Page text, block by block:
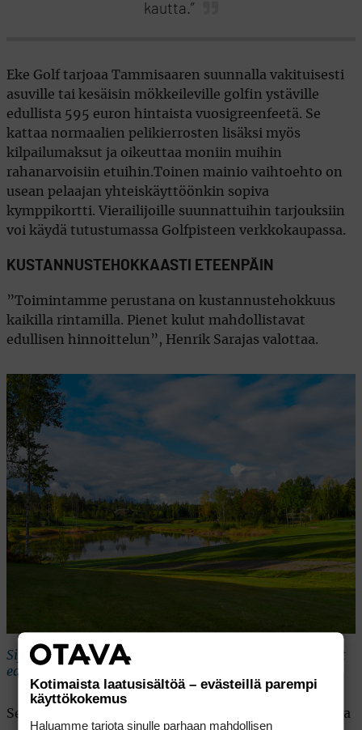
kautta.”
Eke Golf tarjoaa Tammisaaren suunnalla vakituisesti
asuville tai kesäisin mökkeileville golfin ystäville
edullista 595 euron hintaista vuosigreenfeetä. Se
kattaa normaalien pelikierrosten lisäksi myös
kilpailumaksut ja oikeuttaa moniin muihin
rahanarvoisiin etuihin.Toinen mainio vaihtoehto on
usean pelaajan yhteiskäyttöönkin sopiva
kymppikortti. Vierailijoille suunnattuihin tarjouksiin
voi käydä tutustumassa Golfpisteen verkkokaupassa.
KUSTANNUSTEHOKKAASTI ETEENPÄIN
”Toimintamme perustana on kustannustehokkuus
kaikilla rintamilla. Pienet kulut mahdollistavat
edullisen hinnoittelun”, Henrik Sarajas valottaa.
Sijainti ja puitteet antavat tiivistyvälle toiminnalle hyvät
edellytykset.
Seuratoiminta on vilkasta. Nais- ja senioritoimikunta
Kotimaista laatusisältöä – evästeillä parempi
käyttökokemus
Haluamme tarjota sinulle parhaan mahdollisen